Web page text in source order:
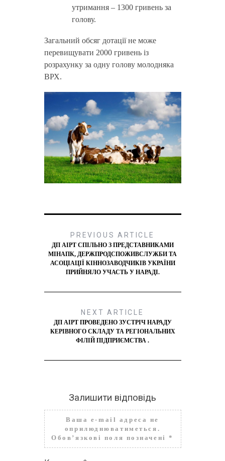
утримання – 1300 гривень за
голову.
Загальний обсяг дотації не може
перевищувати 2000 гривень із
розрахунку за одну голову молодняка
ВРХ.
PREVIOUS ARTICLE
ДП АІРТ СПІЛЬНО З ПРЕДСТАВНИКАМИ
МІНАПК, ДЕРЖПРОДСПОЖИВСЛУЖБИ ТА
АСОЦІАЦІЇ КІННОЗАВОДЧИКІВ УКРАЇНИ
ПРИЙНЯЛО УЧАСТЬ У НАРАДІ.
NEXT ARTICLE
ДП АІРТ ПРОВЕДЕНО ЗУСТРІЧ НАРАДУ
КЕРІВНОГО СКЛАДУ ТА РЕГІОНАЛЬНИХ
ФІЛІЙ ПІДПРИЄМСТВА .
Залишити відповідь
Ваша e-mail адреса не
оприлюднюватиметься.
Обов’язкові поля позначені*